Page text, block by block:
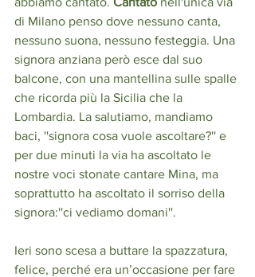
di Milano penso dove nessuno canta,
nessuno suona, nessuno festeggia. Una
signora anziana però esce dal suo
balcone, con una mantellina sulle spalle
che ricorda più la Sicilia che la
Lombardia. La salutiamo, mandiamo
baci, ''signora cosa vuole ascoltare?'' e
per due minuti la via ha ascoltato le
nostre voci stonate cantare Mina, ma
soprattutto ha ascoltato il sorriso della
signora:''ci vediamo domani''.
Ieri sono scesa a buttare la spazzatura,
felice, perché era un’occasione per fare